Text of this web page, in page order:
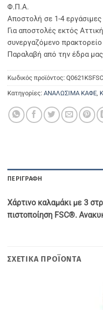
Φ.Π.Α.
Αποστολή σε 1-4
Για αποστολές εκτός
συνεργαζόμενο
Παραλαβή από την έδρα
Κωδικός προϊόντος: Q0621KSFSC
Κατηγορίες: ΑΝΑΛΩΣΙΜΑ ΚΑΦΕ
ΠΕΡΙΓΡΑΦΉ
Χάρτινο καλαμάκι με 3
πιστοποίηση FSC®.
ΣΧΕΤΙΚΆ ΠΡΟΪΌΝΤΑ